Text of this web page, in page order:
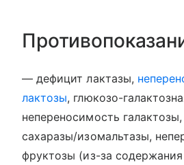
— дефицит лактазы,
лактозы, глюкозо-
непереносимость
сахаразы/изомальтазы,
фруктозы (из-за